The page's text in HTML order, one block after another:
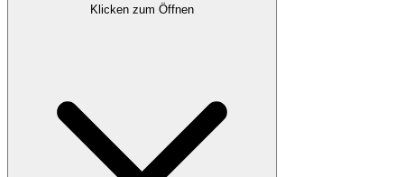
Klicken zum Öffnen